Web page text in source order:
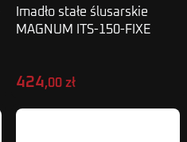
Imadło stałe ślusarskie
MAGNUM ITS-150-FIXE
424,00 zł